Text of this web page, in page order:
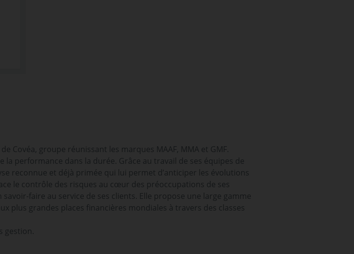
Covéa, groupe réunissant les marques MAAF, MMA et GMF.
la performance dans la durée. Grâce au travail de ses équipes de
reconnue et déjà primée qui lui permet d’anticiper les évolutions
le contrôle des risques au cœur des préoccupations de ses
faire au service de ses clients. Elle propose une large gamme
plus grandes places financières mondiales à travers des classes
gestion.